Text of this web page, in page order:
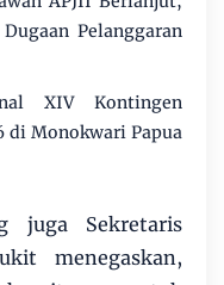
Pelanggaran
XIV Kontingen
di Monokwari Papua
juga Sekretaris
menegaskan,